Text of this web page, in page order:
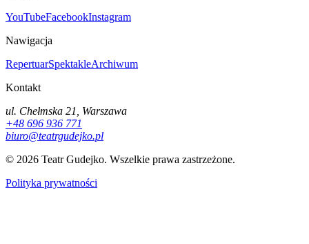
YouTubeFacebookInstagram
Nawigacja
RepertuarSpektakleArchiwum
Kontakt
ul. Chełmska 21, Warszawa
+48 696 936 771
biuro@teatrgudejko.pl
© 2026 Teatr Gudejko. Wszelkie prawa zastrzeżone.
Polityka prywatności